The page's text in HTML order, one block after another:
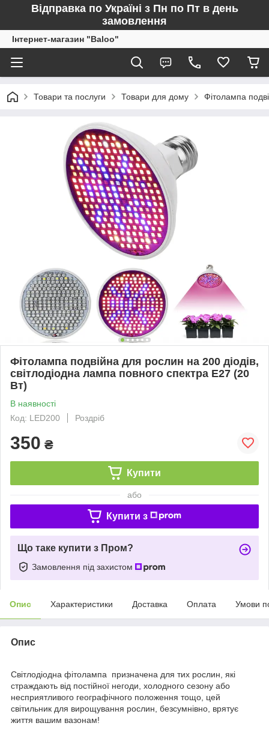
Відправка по Україні з Пн по Пт в день
замовлення
Інтернет-магазин "Baloo"
Товари та послуги Товари для дому Фітолампа
Фітолампа подвійна для рослин на 200 діодів,
світлодіодна лампа повного спектра E27 (20
Вт)
В наявності
Код: LED200
Роздріб
350 ₴
Купити
або
Купити з
Що таке купити з Пром?
Замовлення під захистом
Опис Характеристики Доставка Оплата Умови
Опис
Світлодіодна фітолампа призначена для тих рослин, які
страждають від постійної негоди, холодного сезону або
несприятливого географічного положення тощо, цей
світильник для вирощування рослин, безсумнівно, врятує
життя вашим вазонам!